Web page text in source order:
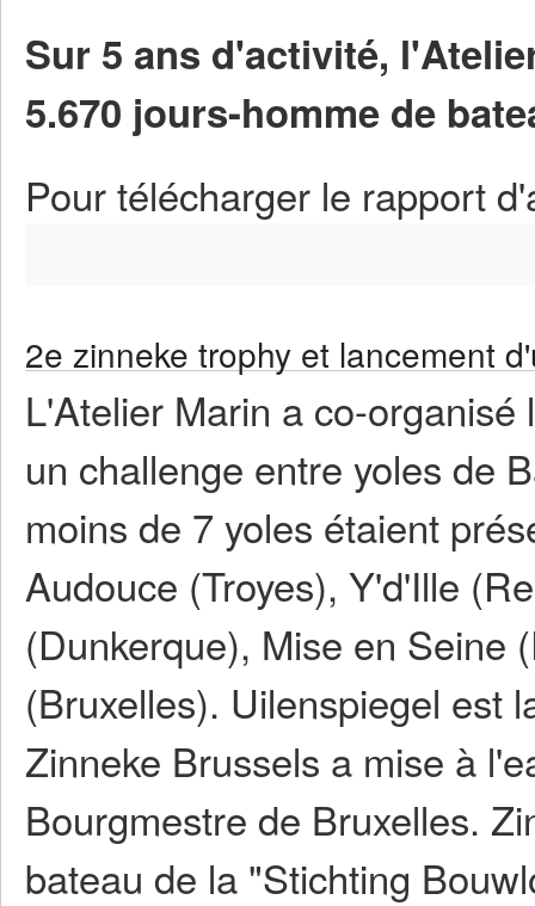
Sur 5 ans d'activité,
5.670 jours-homme de
Pour télécharger le rapport
2e zinneke trophy et lancement
L'Atelier Marin a co-
un challenge entre yoles de
moins de 7 yoles étaient
Audouce (Troyes), Y'd'Ille
(Dunkerque), Mise en Seine
(Bruxelles). Uilenspiegel est
Zinneke Brussels a mise à
Bourgmestre de Bruxelles.
bateau de la "Stichting